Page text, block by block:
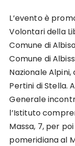
L’evento è
Volontari della
Comune di
Comune di
Nazionale Alpini,
Pertini di Stella.
Generale
l’Istituto
Massa, 7, per
pomeridiana al